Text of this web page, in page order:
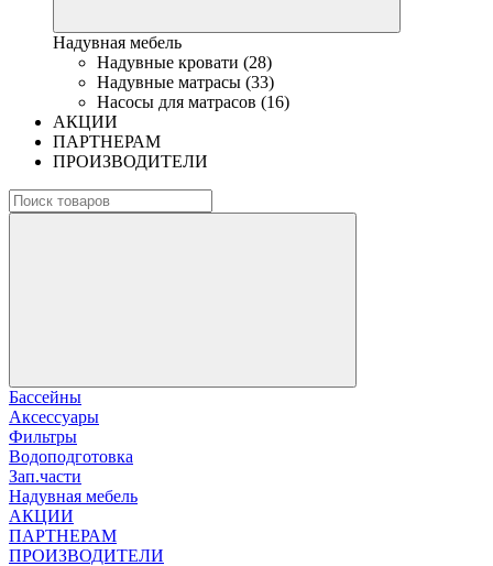
Надувная мебель
Надувные кровати (28)
Надувные матрасы (33)
Насосы для матрасов (16)
АКЦИИ
ПАРТНЕРАМ
ПРОИЗВОДИТЕЛИ
Бассейны
Аксессуары
Фильтры
Водоподготовка
Зап.части
Надувная мебель
АКЦИИ
ПАРТНЕРАМ
ПРОИЗВОДИТЕЛИ